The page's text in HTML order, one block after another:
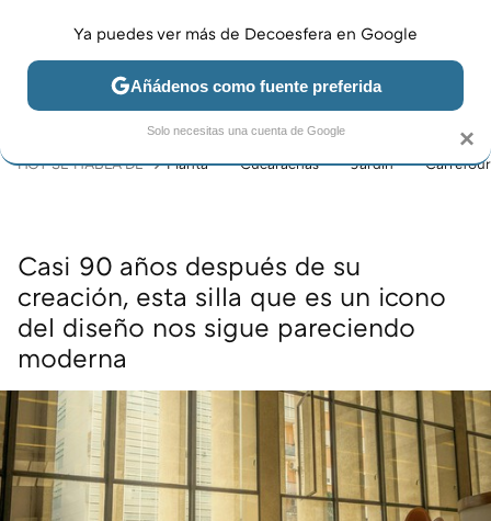
JARDÍN Y TERRAZA SALÓN DORMITORIO COCINA
HOY SE HABLA DE Planta Cucarachas Jardín Carrefour
Casi 90 años después de su
creación, esta silla que es un icono
del diseño nos sigue pareciendo
moderna
×
Ya puedes ver más de Decoesfera en Google
Añádenos como fuente preferida
Solo necesitas una cuenta de Google